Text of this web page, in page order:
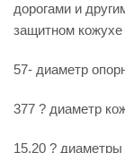
дорогами и
защитном
57- диаметр
377 ? диаметр
15.20 ?